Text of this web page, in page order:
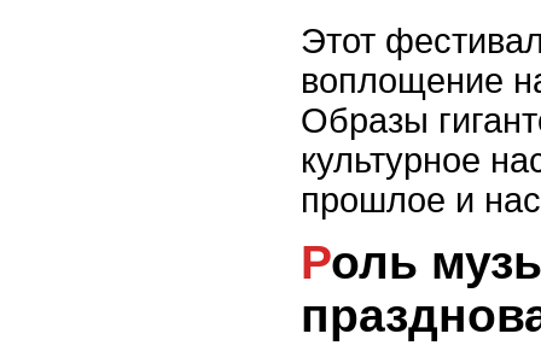
Этот
воплощение
Образы
культурное
прошлое и
Роль музыки и танцев в